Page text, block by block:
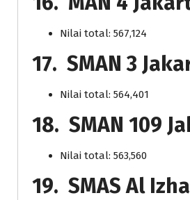
Nilai total: 567,124
17. SMAN 3
Nilai total: 564,401
18. SMAN 109
Nilai total: 563,560
19. SMAS Al